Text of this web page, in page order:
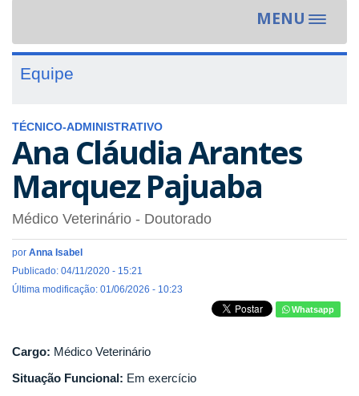
MENU
Toggle
Equipe
TÉCNICO-ADMINISTRATIVO
Ana Cláudia Arantes
Marquez Pajuaba
Médico Veterinário - Doutorado
por Anna Isabel
Publicado: 04/11/2020 - 15:21
Última modificação: 01/06/2026 - 10:23
Whatsapp
Cargo: Médico Veterinário
Situação Funcional: Em exercício